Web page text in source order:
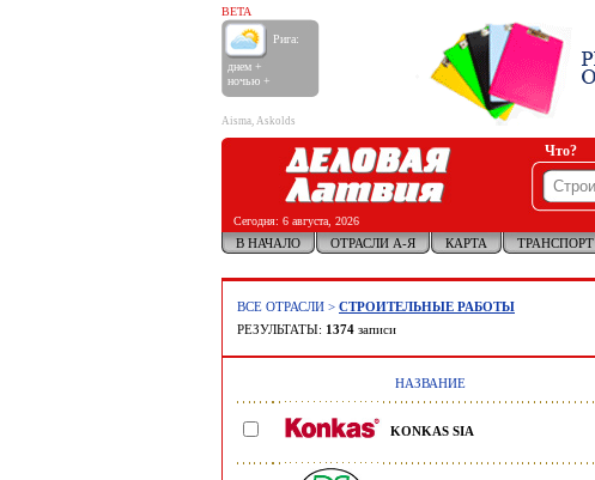
BETA
Рига:
днем +
ночью +
Aisma, Askolds
Сегодня: 6 августа, 2026
Что?
В НАЧАЛО ОТРАСЛИ А-Я КАРТА ТРАНСПОРТ
ВСЕ ОТРАСЛИ > СТРОИТЕЛЬНЫЕ РАБОТЫ
РЕЗУЛЬТАТЫ: 1374 записи
НАЗВАНИЕ
KONKAS SIA